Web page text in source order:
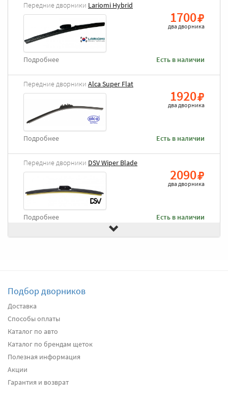
Передние дворники Lariomi Hybrid
1700
два дворника
Есть в наличии
Подробнее
Передние дворники Alca Super Flat
1920
два дворника
Есть в наличии
Подробнее
Передние дворники DSV Wiper Blade
2090
два дворника
Есть в наличии
Подробнее
Подробнее
Передние дворники
Подробнее
Подбор дворников
Доставка
Способы оплаты
Каталог по авто
Каталог по брендам щеток
Полезная информация
Акции
Гарантия и возврат